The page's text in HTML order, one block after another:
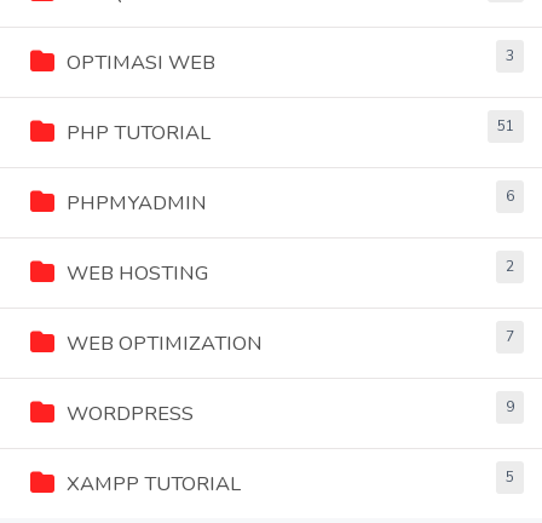
OPTIMASI WEB 3
PHP TUTORIAL 51
PHPMYADMIN 6
WEB HOSTING 2
WEB OPTIMIZATION 7
WORDPRESS 9
XAMPP TUTORIAL 5